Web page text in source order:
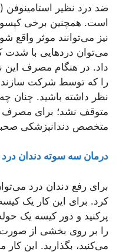
است. همچنین برخی
نیز می‌توانند موثر واقع
می‌توان دردهایی با شدت
داد. در هنگام مصرف
را که توسط شرکت
نظر داشته باشید. چنان
متوقف نشد؛ برای مصرف
متخصص دندانپزشکی
درمان سه سوته دندان
برای رفع دندان درد
کرد. برای این کار یک
پرکنید و دور کیسه یک
را بر روی بخشی از
می‌کنید، بگذارید. این